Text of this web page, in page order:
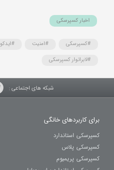
اخبار کسپرسکی
#کسپرسکی #امنیت #ایدکو
#لابراتوار کسپرسکی
شبکه های اجتماعی :
برای کاربردهای خانگی
کسپرسکی استاندارد
کسپرسکی پلاس
کسپرسکی پریمیوم